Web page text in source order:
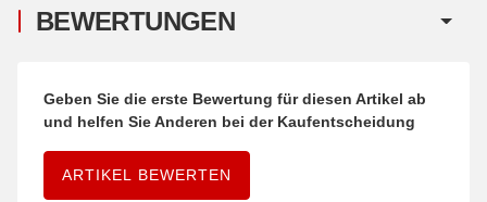
BEWERTUNGEN
Geben Sie die erste Bewertung für diesen Artikel ab
und helfen Sie Anderen bei der Kaufentscheidung
ARTIKEL BEWERTEN